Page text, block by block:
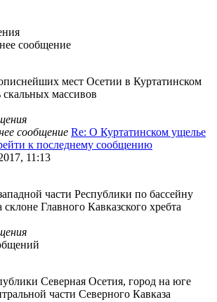
сообщение
мест Осетии в Куртатинском
скальных массивов
сообщение Re: О Куртатинском ущелье
к последнему сообщению
11:13
части Республики по бассейну
Главного Кавказского хребта
Северная Осетия, город на юге
части Северного Кавказа